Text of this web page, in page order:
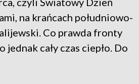
na krańcach południowo-
Co prawda fronty
cały czas ciepło. Do